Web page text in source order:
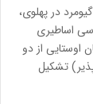
در پهلوی،
اساطیری
اوستایی از دو
تشکیل